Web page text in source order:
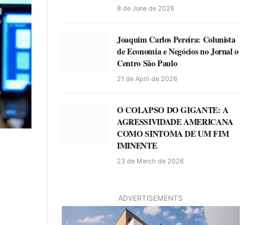
8 de June de 2026
Joaquim Carlos Pereira: Colunista
de Economia e Negócios no Jornal o
Centro São Paulo
21 de April de 2026
O COLAPSO DO GIGANTE: A
AGRESSIVIDADE AMERICANA
COMO SINTOMA DE UM FIM
IMINENTE
23 de March de 2026
ADVERTISEMENTS